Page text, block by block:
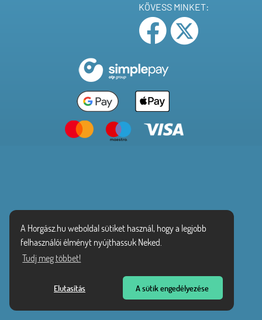
A Horgász.hu weboldal sütiket használ, hogy a legjobb
felhasználói élményt nyújthassuk Neked.
Tudj meg többet!
Elutasítás A sütik engedélyezése
KÖVESS MINKET: